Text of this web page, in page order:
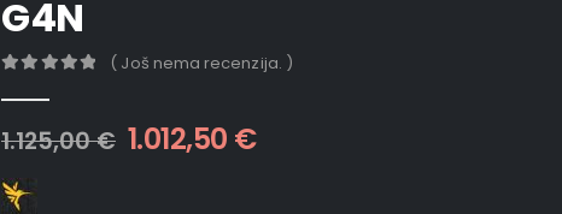
G4N
( Još nema recenzija. )
1.125,00€ 1.012,50 €